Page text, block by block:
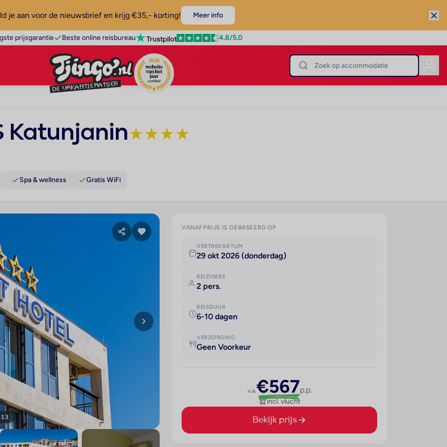
je aan voor de nieuwsbrief en krijg €35,- korting! Meer info
prijsgarantie Beste online reisbureau 4.8/5.0
Katunjanin★★★★
Spa & wellness Gratis WiFi
VANAFPRIJS IS GEBASEERD OP
VERTREKDATUM
29 okt 2026 (donderdag)
REIZIGERS
2 pers.
REISDUUR
6-10 dagen
VERZORGING
Geen Voorkeur
v.a.€567p.p.
incl. vlucht
Bekijk prijs